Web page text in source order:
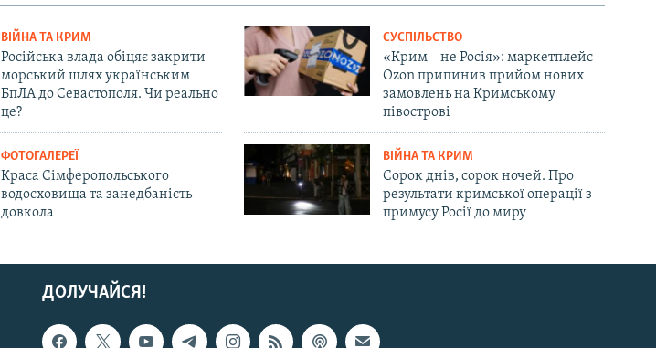
ВІЙНА ТА КРИМ
Російська влада обіцяє закрити
морський шлях українським
БпЛА до Севастополя. Чи реально
це?
СУСПІЛЬСТВО
«Крим – не Росія»: маркетплейс
Ozon припинив прийом нових
замовлень на Кримському
півострові
ФОТОГАЛЕРЕЇ
Краса Сімферопольського
водосховища та занедбаність
довкола
ВІЙНА ТА КРИМ
Сорок днів, сорок ночей. Про
результати кримської операції з
примусу Росії до миру
ДОЛУЧАЙСЯ!